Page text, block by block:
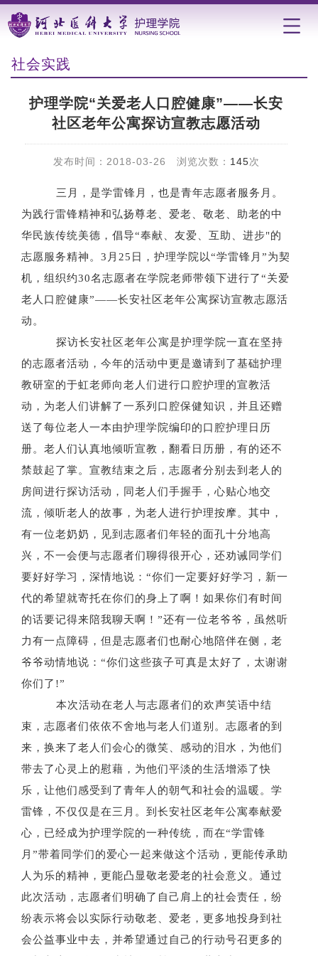
社会实践
护理学院“关爱老人口腔健康”――长安
社区老年公寓探访宣教志愿活动
发布时间：2018-03-26 浏览次数： 145次
三月，是学雷锋月，也是青年志愿者服务月。
为践行雷锋精神和弘扬尊老、爱老、敬老、助老的中
华民族传统美德，倡导“奉献、友爱、互助、进步"的
志愿服务精神。3月25日，护理学院以“学雷锋月”为契
机，组织约30名志愿者在学院老师带领下进行了“关爱
老人口腔健康”――长安社区老年公寓探访宣教志愿活
动。
探访长安社区老年公寓是护理学院一直在坚持
的志愿者活动，今年的活动中更是邀请到了基础护理
教研室的于虹老师向老人们进行口腔护理的宣教活
动，为老人们讲解了一系列口腔保健知识，并且还赠
送了每位老人一本由护理学院编印的口腔护理日历
册。老人们认真地倾听宣教，翻看日历册，有的还不
禁鼓起了掌。宣教结束之后，志愿者分别去到老人的
房间进行探访活动，同老人们手握手，心贴心地交
流，倾听老人的故事，为老人进行护理按摩。其中，
有一位老奶奶，见到志愿者们年轻的面孔十分地高
兴，不一会便与志愿者们聊得很开心，还劝诫同学们
要好好学习，深情地说：“你们一定要好好学习，新一
代的希望就寄托在你们的身上了啊！如果你们有时间
的话要记得来陪我聊天啊！”还有一位老爷爷，虽然听
力有一点障碍，但是志愿者们也耐心地陪伴在侧，老
爷爷动情地说：“你们这些孩子可真是太好了，太谢谢
你们了!”
本次活动在老人与志愿者们的欢声笑语中结
束，志愿者们依依不舍地与老人们道别。志愿者的到
来，换来了老人们会心的微笑、感动的泪水，为他们
带去了心灵上的慰藉，为他们平淡的生活增添了快
乐，让他们感受到了青年人的朝气和社会的温暖。学
雷锋，不仅仅是在三月。到长安社区老年公寓奉献爱
心，已经成为护理学院的一种传统，而在“学雷锋
月”带着同学们的爱心一起来做这个活动，更能传承助
人为乐的精神，更能凸显敬老爱老的社会意义。通过
此次活动，志愿者们明确了自己肩上的社会责任，纷
纷表示将会以实际行动敬老、爱老，更多地投身到社
会公益事业中去，并希望通过自己的行动号召更多的